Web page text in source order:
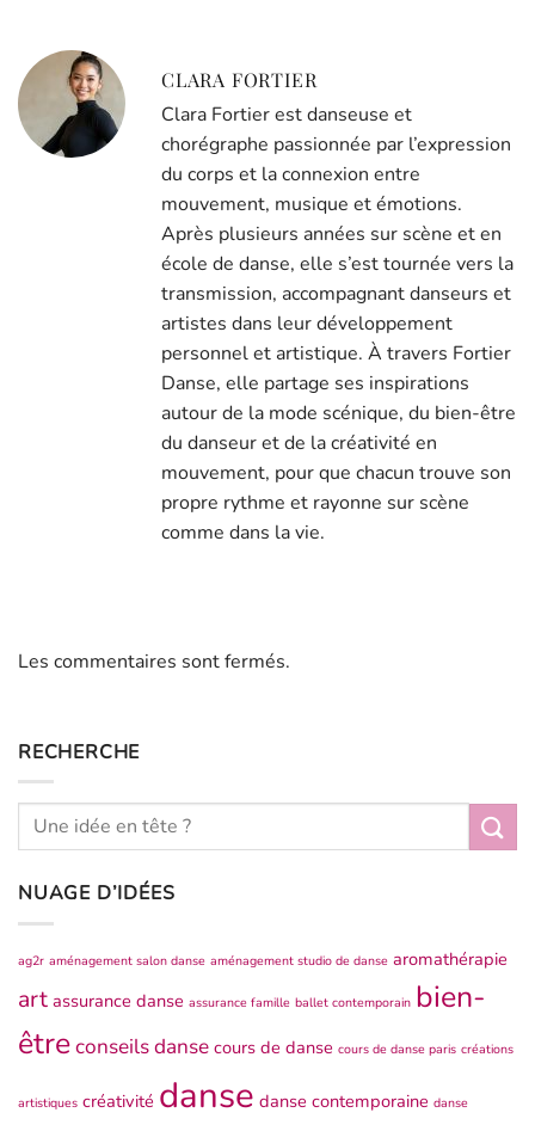
CLARA FORTIER
Clara Fortier est danseuse et
chorégraphe passionnée par l’expression
du corps et la connexion entre
mouvement, musique et émotions.
Après plusieurs années sur scène et en
école de danse, elle s’est tournée vers la
transmission, accompagnant danseurs et
artistes dans leur développement
personnel et artistique. À travers Fortier
Danse, elle partage ses inspirations
autour de la mode scénique, du bien-être
du danseur et de la créativité en
mouvement, pour que chacun trouve son
propre rythme et rayonne sur scène
comme dans la vie.
Les commentaires sont fermés.
RECHERCHE
NUAGE D’IDÉES
ag2r aménagement salon danse aménagement studio de danse aromathérapie
art assurance danse assurance famille ballet contemporain bien-
êtreconseils danse cours de danse cours de danse paris créations
artistiques créativité danse danse contemporaine danse